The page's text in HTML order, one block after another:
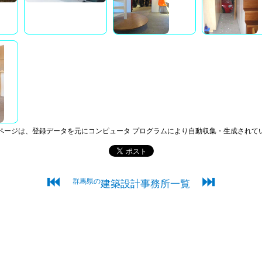
ジは、登録データを元にコンピュータ プログラムにより自動収集・生成されて
⏮ 群馬県の建築設計事務所一覧 ⏭